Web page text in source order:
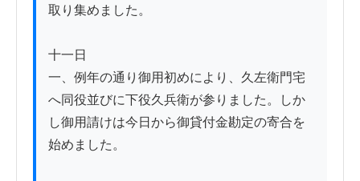
取り集めました。
十一日
一、例年の通り御用初めにより、久左衛門宅
へ同役並びに下役久兵衛が参りました。しか
し御用請けは今日から御貸付金勘定の寄合を
始めました。